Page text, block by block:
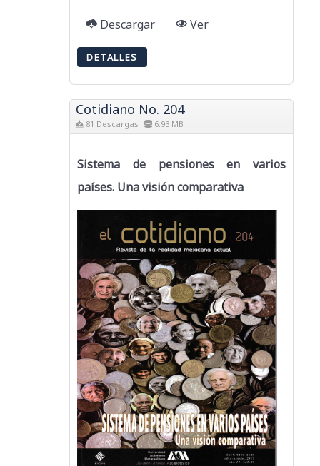
Descargar Ver
DETALLES
Cotidiano No. 204
81 Descargas 6.93 MB
Sistema de pensiones en varios
países. Una visión comparativa